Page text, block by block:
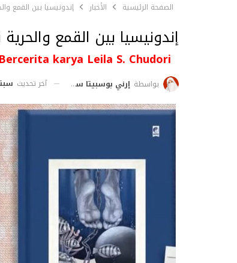
الصفحة الرئيسية الأخبار إندونيسيا بين القمع
إندونيسيا بين القمع
karya Leila S. Chudori
بواسطة إرني بوسبيتا ساري آخر تحديث